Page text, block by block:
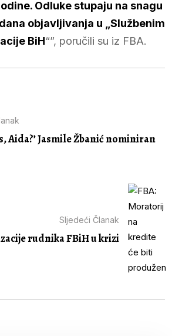
Odluke stupaju na snagu
objavljivanja u „Službenim
BiH“”, poručili su iz FBA.
Aida?’ Jasmile Žbanić nominiran
Sljedeći Članak
rudnika FBiH u krizi